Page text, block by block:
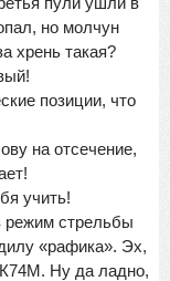
но молчун
хрень такая?
позиции, что
на отсечение,
учить!
режим стрельбы
«рафика». Эх,
Ну да ладно,